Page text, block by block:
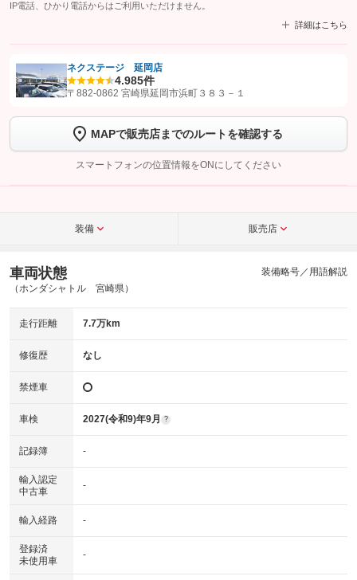
IP電話、ひかり電話からはご利用いただけません。
詳細はこちら
【STEP1】認証画面でグーネットを友だち追加してから「許可する」ボタンを押
トーク画面で
ボタンをタップして問い合わせを
完了してください。
こちら
ネクステージ 延岡店
4.985件
〒882-0862 宮崎県延岡市浜町３８３－１
MAPで販売店までのルートを確認する
スマートフォンの位置情報をONにしてください
装備 販売店
車両状態
（ホンダシャトル 宮崎県）
装備略号／用語解説
走行距離 7.7万km
修復歴 なし
禁煙車
車検 2027(令和9)年9月 ?
記録簿 -
輸入認定
中古車
-
輸入経路 -
登録済
未使用車
-